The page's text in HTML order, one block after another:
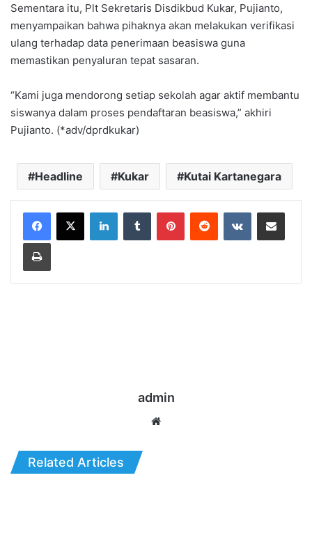
Sementara itu, Plt Sekretaris Disdikbud Kukar, Pujianto,
menyampaikan bahwa pihaknya akan melakukan verifikasi
ulang terhadap data penerimaan beasiswa guna
memastikan penyaluran tepat sasaran.
“Kami juga mendorong setiap sekolah agar aktif membantu
siswanya dalam proses pendaftaran beasiswa,” akhiri
Pujianto. (*adv/dprdkukar)
Headline Kukar Kutai Kartanegara
LinkedInTumblr PinterestReddit VKontakteShare via Email
Print
admin
Related Articles